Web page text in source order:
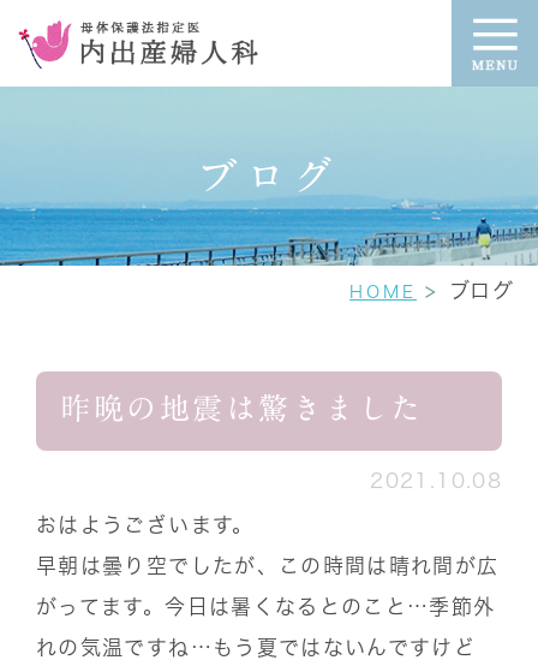
ブログ
HOME ブログ
昨晩の地震は驚きました
2021.10.08
おはようございます。
早朝は曇り空でしたが、この時間は晴れ間が広
がってます。今日は暑くなるとのこと…季節外
れの気温ですね…もう夏ではないんですけど